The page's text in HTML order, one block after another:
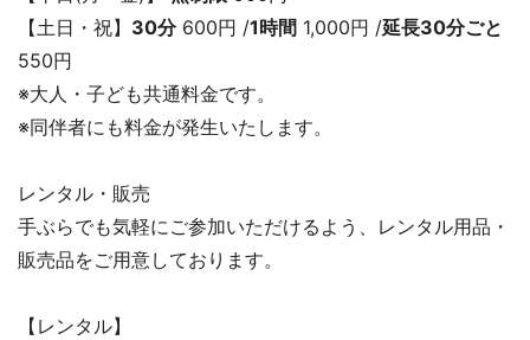
【土日・祝】 30分600円 /1時間 1,000円 /延長30分ごと
550円
※大人・子ども共通料金です。
※同伴者にも料金が発生いたします。
レンタル・販売
手ぶらでも気軽にご参加いただけるよう、レンタル用品・
販売品をご用意しております。
【レンタル】